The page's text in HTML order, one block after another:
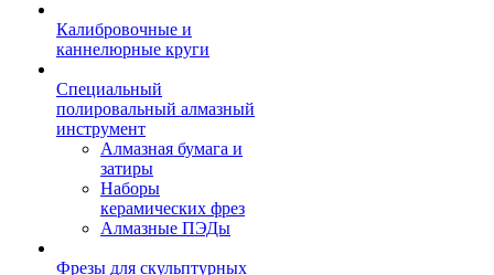
Калибровочные и
каннелюрные круги
Специальный
полировальный алмазный
инструмент
Алмазная бумага и
затиры
Наборы
керамических фрез
Алмазные ПЭДы
Фрезы для скульптурных